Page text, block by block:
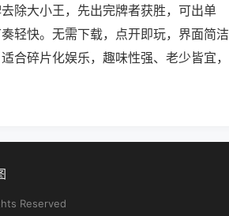
除大小王，先出完牌者获胜，可出单
轻快。无需下载，点开即玩，界面简洁
合碎片化娱乐，趣味性强、老少皆宜，
Reserved